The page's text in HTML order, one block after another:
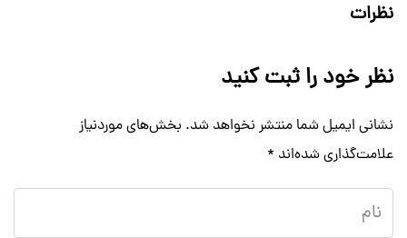
نظرات
نظر خود را ثبت کنید
نشانی ایمیل شما منتشر نخواهد شد. بخش‌های موردنیاز
علامت‌گذاری شده‌اند *